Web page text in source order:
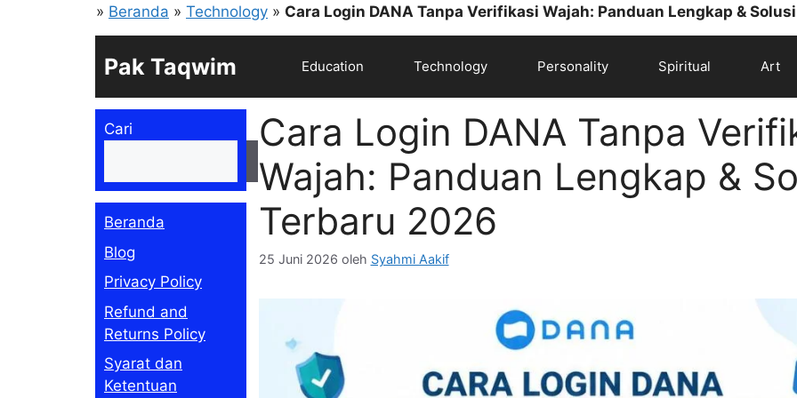
» Beranda » Technology » Cara Login DANA Tanpa Verifikasi Wajah: Panduan Lengkap &
Pak Taqwim Education Technology Personality Spiritual Art
Cara Login DANA Tanpa
Wajah: Panduan Lengkap &
Terbaru 2026
25 Juni 2026 oleh Syahmi Aakif
Cari
Cari
Beranda
Blog
Privacy Policy
Refund and
Returns Policy
Syarat dan
Ketentuan